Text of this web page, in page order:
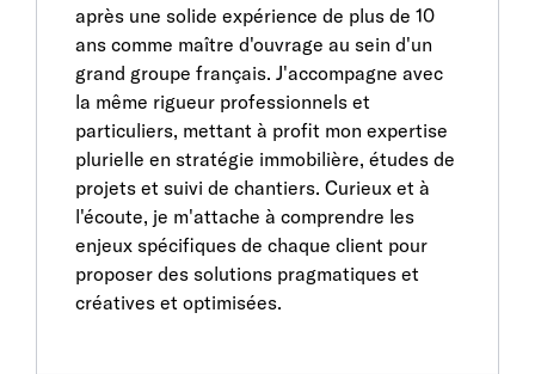
après une solide expérience de plus de 10
ans comme maître d'ouvrage au sein d'un
grand groupe français. J'accompagne avec
la même rigueur professionnels et
particuliers, mettant à profit mon expertise
plurielle en stratégie immobilière, études de
projets et suivi de chantiers. Curieux et à
l'écoute, je m'attache à comprendre les
enjeux spécifiques de chaque client pour
proposer des solutions pragmatiques et
créatives et optimisées.